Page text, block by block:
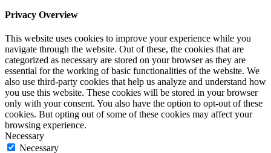
Privacy Overview
This website uses cookies to improve your experience while you
navigate through the website. Out of these, the cookies that are
categorized as necessary are stored on your browser as they are
essential for the working of basic functionalities of the website. We
also use third-party cookies that help us analyze and understand how
you use this website. These cookies will be stored in your browser
only with your consent. You also have the option to opt-out of these
cookies. But opting out of some of these cookies may affect your
browsing experience.
Necessary
Necessary